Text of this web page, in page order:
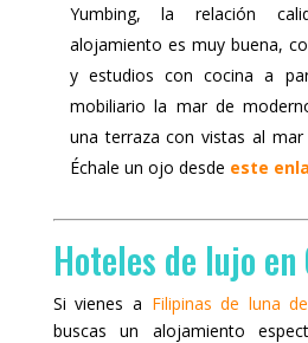
Yumbing, la relación
alojamiento es muy buena,
y estudios con cocina a
mobiliario la mar de
una terraza con vistas al
Échale un ojo desde este
Hoteles de lujo
Si vienes a Filipinas de luna
buscas un alojamiento